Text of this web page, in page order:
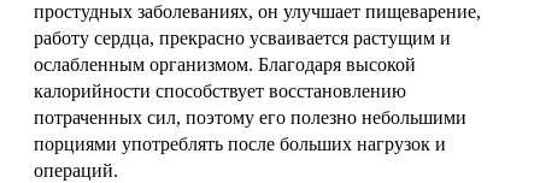
простудных заболеваниях, он улучшает пищеварение,
работу сердца, прекрасно усваивается растущим и
ослабленным организмом. Благодаря высокой
калорийности способствует восстановлению
потраченных сил, поэтому его полезно небольшими
порциями употреблять после больших нагрузок и
операций.